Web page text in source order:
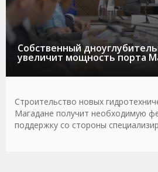
Собственный
увеличит мощность порта
Строительство новых
Магадане получит необходимую
поддержку со стороны